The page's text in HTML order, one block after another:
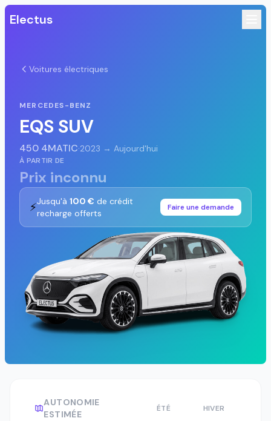
Electus
Voitures électriques
MERCEDES-BENZ
EQS SUV
450 4MATIC·2023 → Aujourd'hui
À PARTIR DE
Prix inconnu
⚡Jusqu'à 100 € de crédit
recharge offerts
Faire une demande
AUTONOMIE
ESTIMÉE
ÉTÉ HIVER